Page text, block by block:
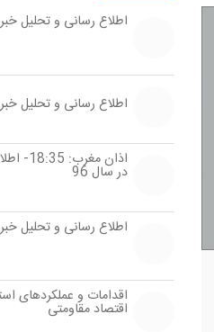
اطلاع رسانی و تحلیل
اطلاع رسانی و تحلیل
اذان
در سال 96
اطلاع رسانی و تحلیل
اقدامات و عملكردهای
اقتصاد مقاومتی